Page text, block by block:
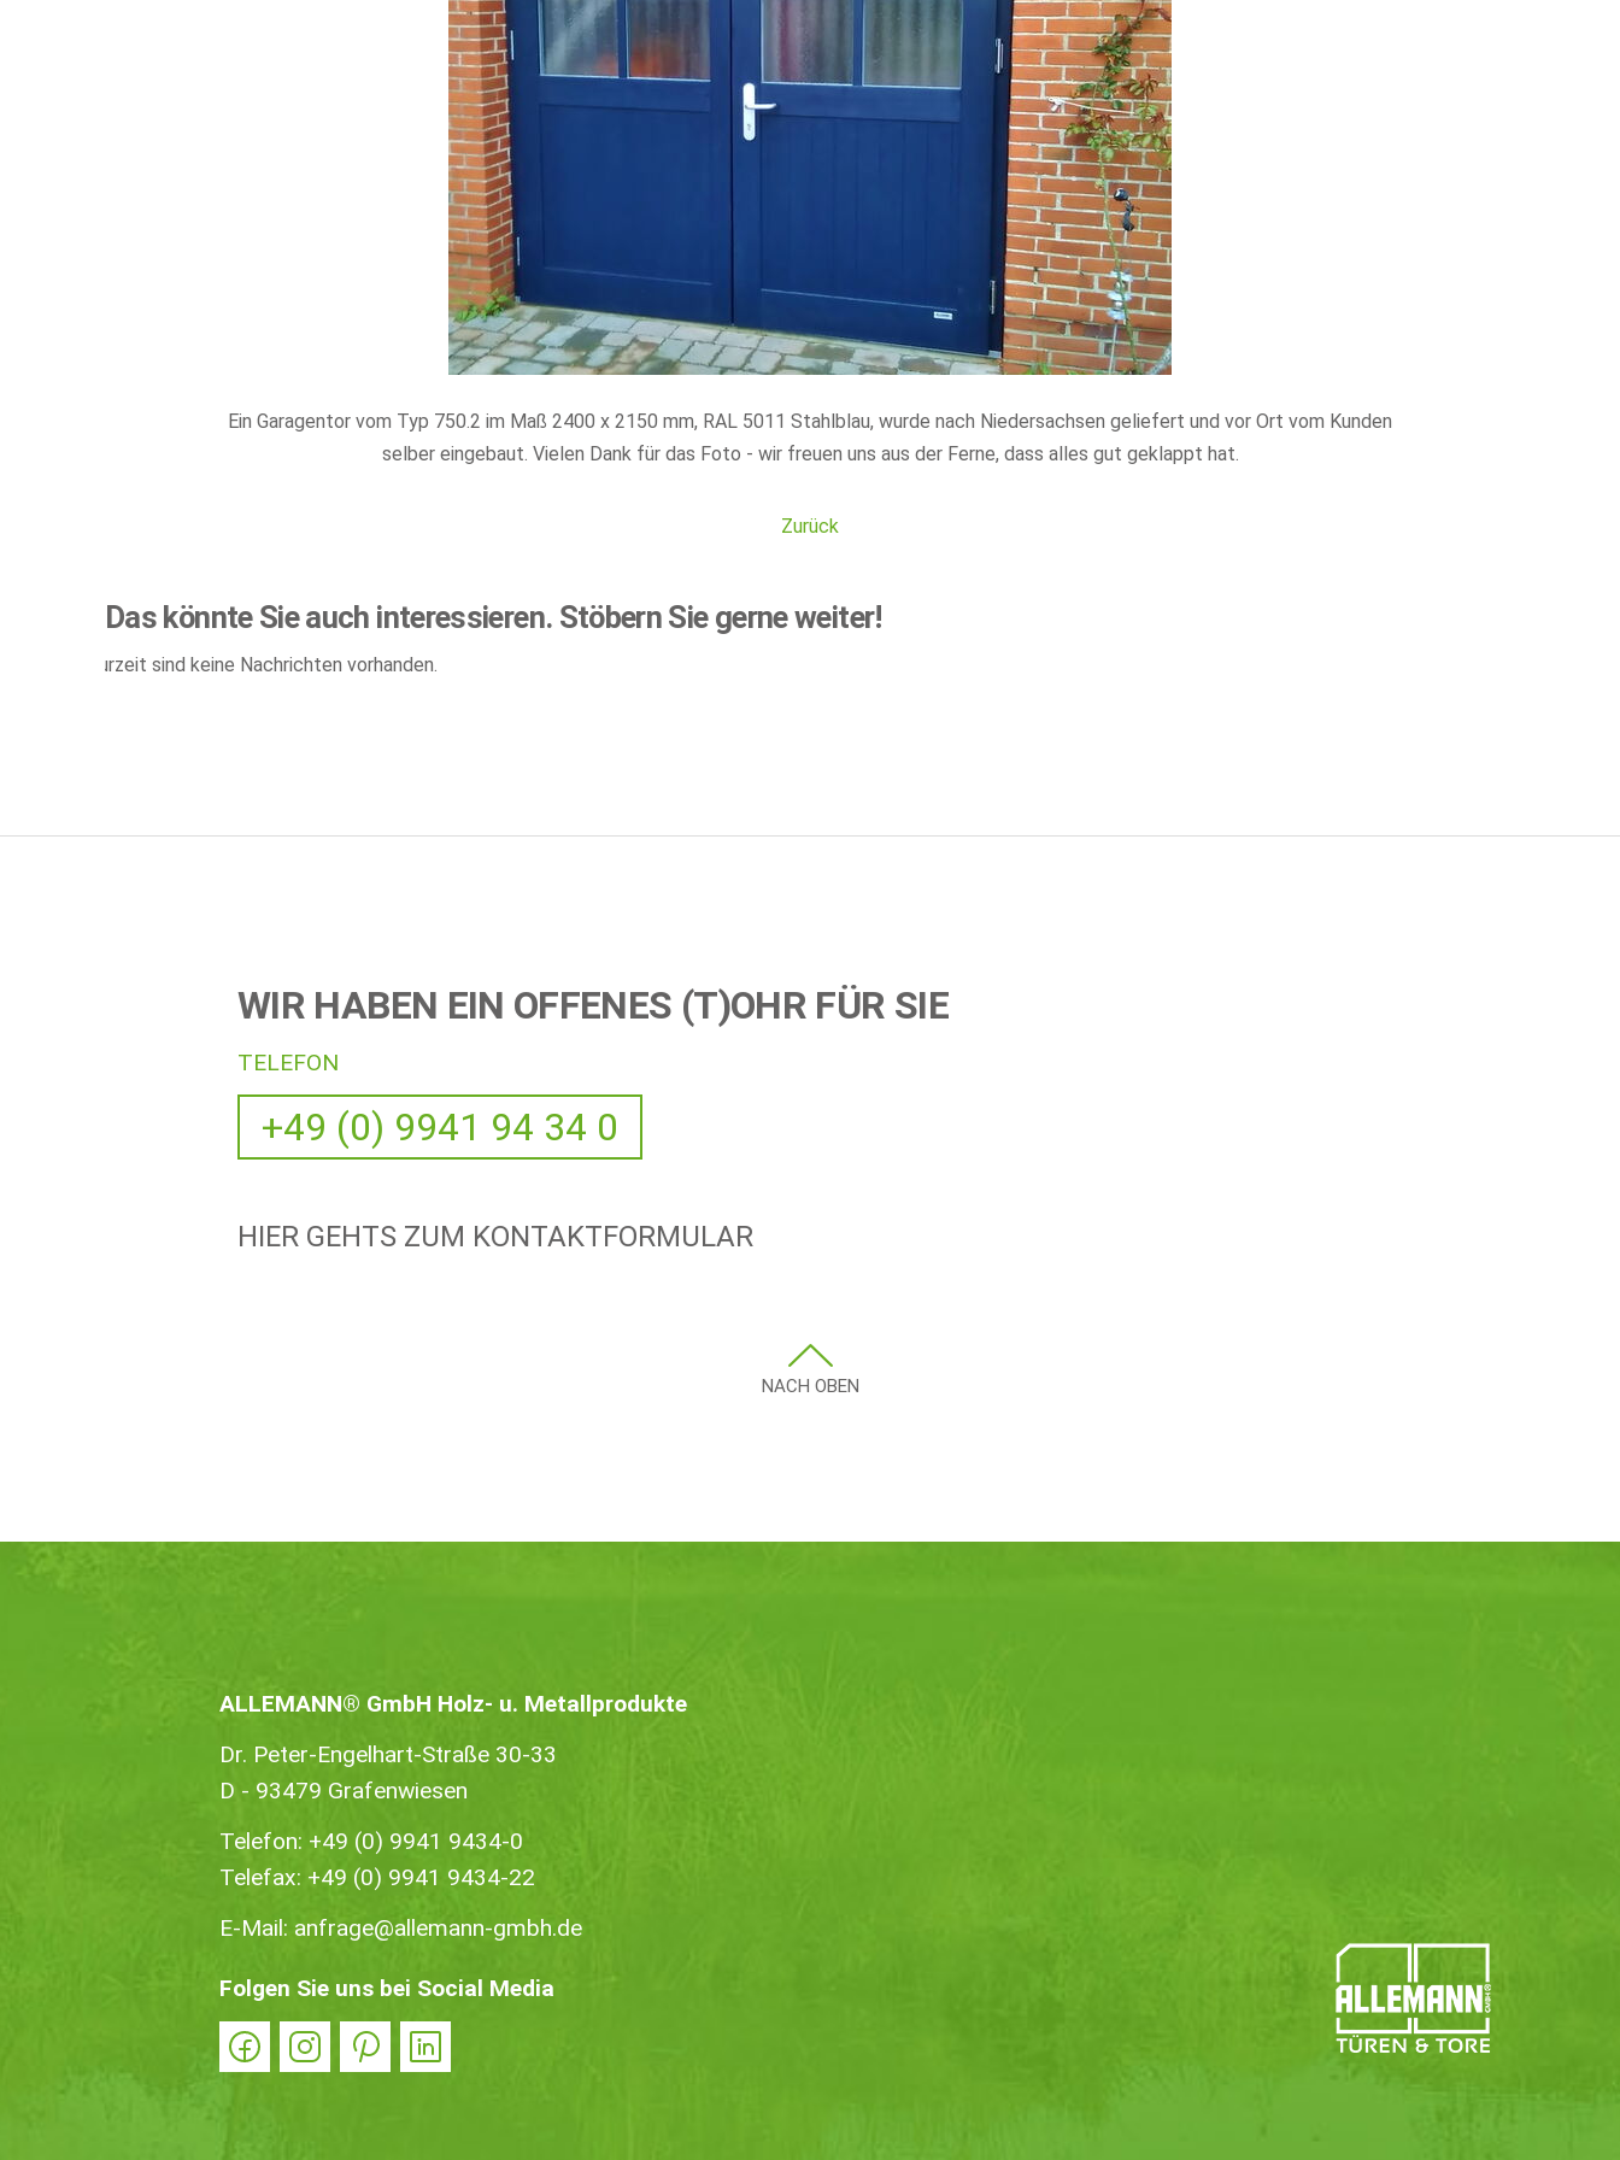
Ein Garagentor vom Typ 750.2 im Maß 2400 x 2150 mm, RAL 5011 Stahlblau, wurde nach Niedersachsen geliefert und vor Ort vom Kunden
selber eingebaut. Vielen Dank für das Foto - wir freuen uns aus der Ferne, dass alles gut geklappt hat.
Zurück
Das könnte Sie auch interessieren. Stöbern Sie gerne weiter!
Zurzeit sind keine Nachrichten vorhanden.
WIR HABEN EIN OFFENES (T)OHR FÜR SIE
TELEFON
+49 (0) 9941 94 34 0
HIER GEHTS ZUM KONTAKTFORMULAR
NACH OBEN
ALLEMANN® GmbH Holz- u. Metallprodukte
Dr. Peter-Engelhart-Straße 30-33
D - 93479 Grafenwiesen
Telefon: +49 (0) 9941 9434-0
Telefax: +49 (0) 9941 9434-22
E-Mail: anfrage@allemann-gmbh.de
Folgen Sie uns bei Social Media